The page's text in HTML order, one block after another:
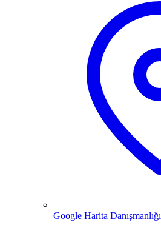
Google Harita Danışmanlığı